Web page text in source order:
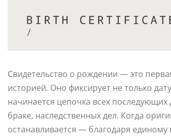
Свидетельство о рождении — это
историей. Оно фиксирует не только
начинается цепочка всех
браке, наследственных дел. Когда
останавливается — благодаря единому